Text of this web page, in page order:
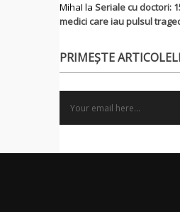
MihaI la Seriale cu doctori:
medici care iau pulsul
PRIMEȘTE